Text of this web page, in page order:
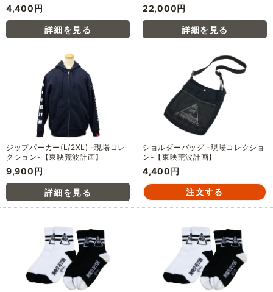
4,400円 22,000円
ジップパーカー(L/2XL) -現場コレ
クション-【東映荒波計画】
9,900円
ショルダーバッグ -現場コレクショ
ン-【東映荒波計画】
4,400円